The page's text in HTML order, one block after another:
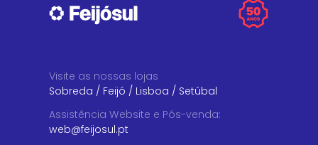
Visite as nossas lojas
Sobreda / Feijó / Lisboa / Setúbal
Assistência Website e Pós-venda:
web@feijosul.pt